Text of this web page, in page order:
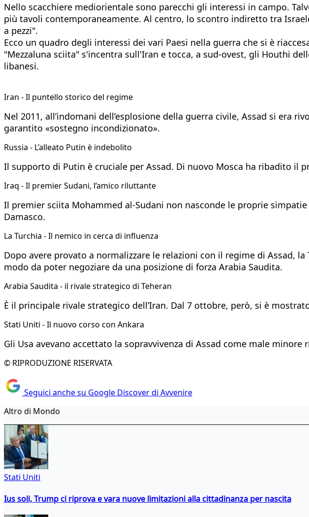
Nello scacchiere mediorientale sono parecchi gli interessi in campo.
più tavoli contemporaneamente. Al centro, lo scontro indiretto tra
a pezzi".
Ecco un quadro degli interessi dei vari Paesi nella guerra che si è
"Mezzaluna sciita" s'incentra sull'Iran e tocca, a sud-ovest, gli Houthi
libanesi.
Iran - Il puntello storico del regime
Nel 2011, all’indomani dell’esplosione della guerra civile, Assad si era
garantito «sostegno incondizionato».
Russia - L’alleato Putin è indebolito
Il supporto di Putin è cruciale per Assad. Di nuovo Mosca ha ribadito il
Iraq - Il premier Sudani, l’amico riluttante
Il premier sciita Mohammed al-Sudani non nasconde le proprie
Damasco.
La Turchia - Il nemico in cerca di influenza
Dopo avere provato a normalizzare le relazioni con il regime di Assad,
modo da poter negoziare da una posizione di forza Arabia Saudita.
Arabia Saudita - il rivale strategico di Teheran
È il principale rivale strategico dell’Iran. Dal 7 ottobre, però, si è
Stati Uniti - Il nuovo corso con Ankara
Gli Usa avevano accettato la sopravvivenza di Assad come male
© RIPRODUZIONE RISERVATA
Seguici anche su Google Discover di Avvenire
Altro di Mondo
Stati Uniti
Ius soli, Trump ci riprova e vara nuove limitazioni alla cittadinanza per nascita